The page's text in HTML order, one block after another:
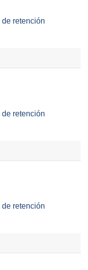
retención
retención
retención